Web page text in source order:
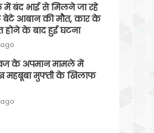
में बंद भाई से मिलने जा रहे
आबान की मौत, कार के
होने के बाद हुई घटना
ध्वज के अपमान मामले में
महबूबा मुफ्ती के खिलाफ